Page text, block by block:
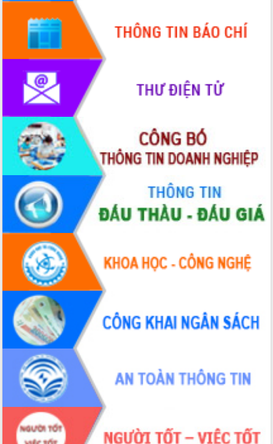
Lấy ý kiến điều chỉnh Quy hoạch tỉnh
Đắk Lắk thời kỳ 2021-2030, tầm nhìn
đến năm 2050
Phát động chiến dịch 30 ngày đêm
giải phóng mặt bằng Tuyến đường bộ
ven biển
Đắk Lắk nỗ lực thúc đẩy tăng trưởng
kinh tế từ 10% trở lên trong Quý
Đắk Lắk ký kết thỏa thuận hợp tác về
chuyển đổi số giai đoạn 2026 – 2030
với Tập đoàn Bưu chính Viễn thông
Việt Nam
Thứ trưởng Bộ Y tế làm việc với tỉnh
Đắk Lắk về phát triển nhân lực y tế
cho trạm y tế cấp xã
Du lịch Đắk Lắk nâng tầm trải nghiệm
du khách thông qua Hệ thống cơ sở dữ
liệu và Bản đồ số
Tập huấn ứng dụng trí tuệ nhân tạo (AI)
trong thương mại điện tử năm 2026
Đoàn đại biểu Quốc hội tỉnh Đắk Lắk
trao đổi thông tin trước Kỳ họp thứ
nhất, Quốc hội khóa XVI
Quyết liệt cải cách hành chính, khơi
thông nguồn lực phát triển
Nâng cao hiệu lực, hiệu quả HĐND
tỉnh thông qua hiện đại hóa hành chính
Xã Ea Phê gắn cải cách hành chính với
chuyển đổi số
Phó Chủ tịch Thường trực UBND tỉnh
Hồ Thị Nguyên Thảo làm việc tại Trung
tâm Phục vụ hành chính công xã Ea